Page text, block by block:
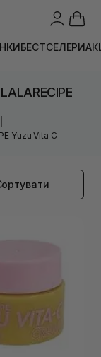
БЕСТСЕЛЕРИ
Yuzu Vita C